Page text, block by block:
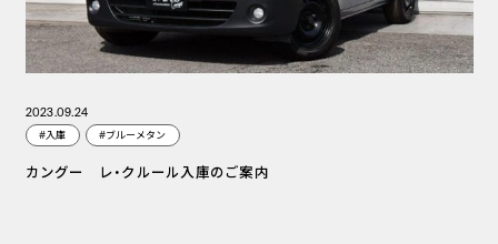
2023.09.24
#入庫 #ブルーメタン
カングー レ・クルール入庫のご案内